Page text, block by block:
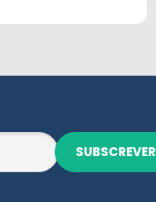
SUBSCREVER